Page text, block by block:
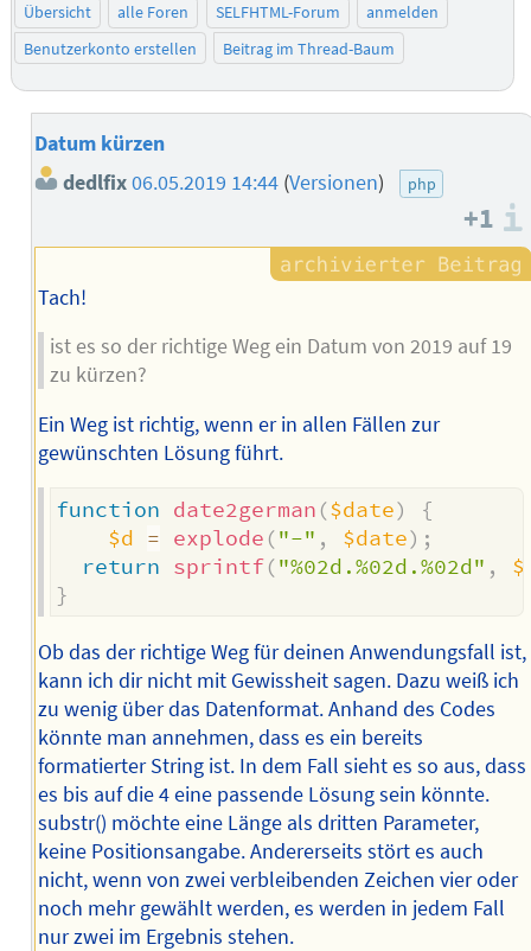
Übersicht alle Foren SELFHTML-Forum
anmelden
Benutzerkonto erstellen
Beitrag im Thread-Baum
Datum kürzen
dedlfix06.05.2019 14:44 (Versionen) php
+1
Tach!
ist es so der richtige Weg ein Datum von 2019 auf 19
zu kürzen?
Ein Weg ist richtig, wenn er in allen Fällen zur
gewünschten Lösung führt.
function date2german ($date)
{
$d = explode ("-" , $date) ;
return sprintf("%02d.%02d.%02d" ,
}
Ob das der richtige Weg für deinen Anwendungsfall ist,
kann ich dir nicht mit Gewissheit sagen. Dazu weiß ich
zu wenig über das Datenformat. Anhand des Codes
könnte man annehmen, dass es ein bereits
formatierter String ist. In dem Fall sieht es so aus, dass
es bis auf die 4 eine passende Lösung sein könnte.
substr() möchte eine Länge als dritten Parameter,
keine Positionsangabe. Andererseits stört es auch
nicht, wenn von zwei verbleibenden Zeichen vier oder
noch mehr gewählt werden, es werden in jedem Fall
nur zwei im Ergebnis stehen.